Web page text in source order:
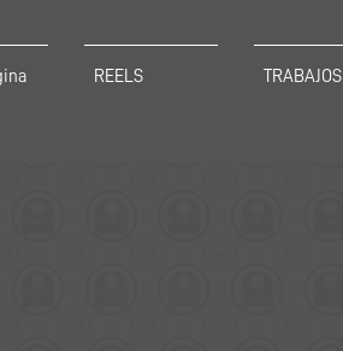
REELS TRABAJOS